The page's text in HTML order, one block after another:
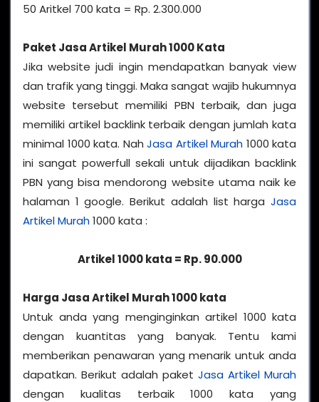
50 Aritkel 700 kata = Rp. 2.300.000
Paket Jasa Artikel Murah 1000 Kata
Jika website judi ingin mendapatkan banyak view
dan trafik yang tinggi. Maka sangat wajib hukumnya
website tersebut memiliki PBN terbaik, dan juga
memiliki artikel backlink terbaik dengan jumlah kata
minimal 1000 kata. Nah Jasa Artikel Murah 1000 kata
ini sangat powerfull sekali untuk dijadikan backlink
PBN yang bisa mendorong website utama naik ke
halaman 1 google. Berikut adalah list harga Jasa
Artikel Murah1000 kata :
Artikel 1000 kata = Rp. 90.000
Harga Jasa Artikel Murah 1000 kata
Untuk anda yang menginginkan artikel 1000 kata
dengan kuantitas yang banyak. Tentu kami
memberikan penawaran yang menarik untuk anda
dapatkan. Berikut adalah paket Jasa Artikel Murah
dengan kualitas terbaik 1000 kata yang